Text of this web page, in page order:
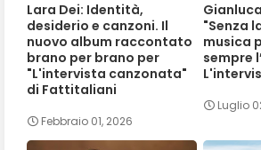
Lara Dei: Identità,
desiderio e canzoni. Il
nuovo album raccontato
brano per brano per
"L'intervista canzonata"
di Fattitaliani
Febbraio 01, 2026
"Senza
musica
sempre
Luglio